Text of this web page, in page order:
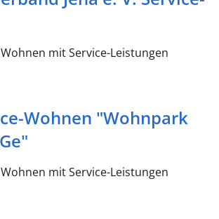
mit Service-Leistungen
Wohnen "Wohnpark
mit Service-Leistungen